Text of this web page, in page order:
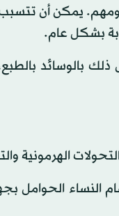
يمكن أن تتسبب
بشكل عام.
بالوسائد
الهرمونية
الحوامل